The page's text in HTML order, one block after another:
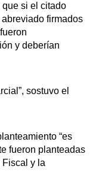
si el citado
firmados
y deberían
sostuvo el
“es
fueron planteadas
Fiscal y la